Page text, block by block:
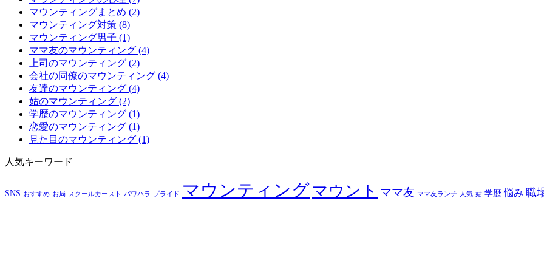
マウンティングまとめ (2)
マウンティング対策 (8)
マウンティング男子 (1)
ママ友のマウンティング (4)
上司のマウンティング (2)
会社の同僚のマウンティング (4)
友達のマウンティング (4)
姑のマウンティング (2)
学歴のマウンティング (1)
恋愛のマウンティング (1)
見た目のマウンティング (1)
人気キーワード
SNS おすすめ お局 スクールカースト パワハラ プライド マウンティング マウント ママ友 ママ友ランチ 人気 姑 学歴 悩み 職